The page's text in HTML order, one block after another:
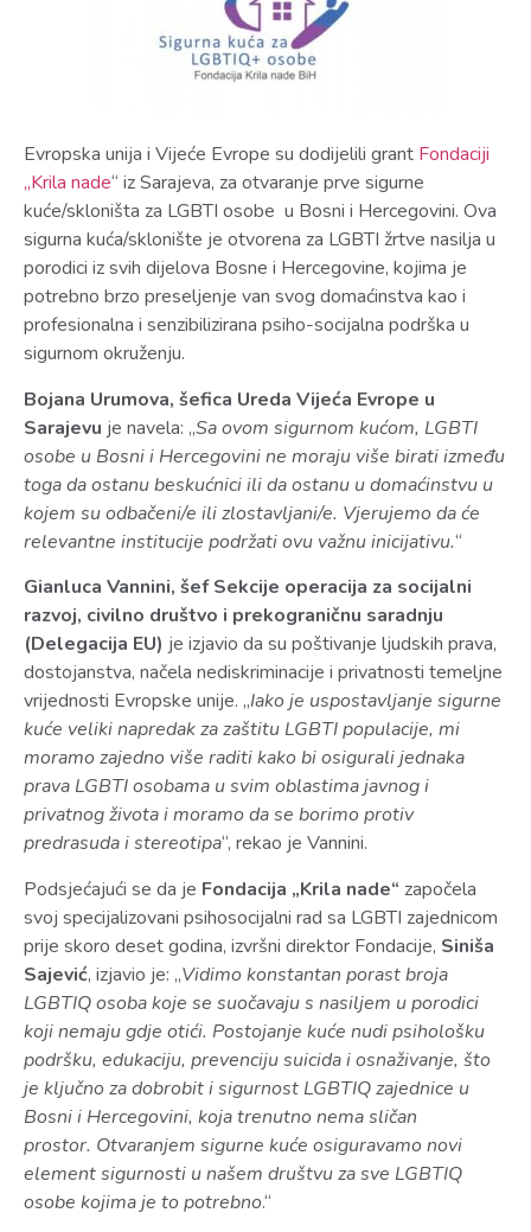
Evropska unija i Vijeće Evrope su dodijelili grant Fondaciji
„Krila nade“ iz Sarajeva, za otvaranje prve sigurne
kuće/skloništa za LGBTI osobe u Bosni i Hercegovini. Ova
sigurna kuća/sklonište je otvorena za LGBTI žrtve nasilja u
porodici iz svih dijelova Bosne i Hercegovine, kojima je
potrebno brzo preseljenje van svog domaćinstva kao i
profesionalna i senzibilizirana psiho-socijalna podrška u
sigurnom okruženju.
Bojana Urumova, šefica Ureda Vijeća Evrope u
Sarajevu je navela: „Sa ovom sigurnom kućom, LGBTI
osobe u Bosni i Hercegovini ne moraju više birati između
toga da ostanu beskućnici ili da ostanu u domaćinstvu u
kojem su odbačeni/e ili zlostavljani/e. Vjerujemo da će
relevantne institucije podržati ovu važnu inicijativu.“
Gianluca Vannini, šef Sekcije operacija za socijalni
razvoj, civilno društvo i prekograničnu saradnju
(Delegacija EU) je izjavio da su poštivanje ljudskih prava,
dostojanstva, načela nediskriminacije i privatnosti temeljne
vrijednosti Evropske unije. „Iako je uspostavljanje sigurne
kuće veliki napredak za zaštitu LGBTI populacije, mi
moramo zajedno više raditi kako bi osigurali jednaka
prava LGBTI osobama u svim oblastima javnog i
privatnog života i moramo da se borimo protiv
predrasuda i stereotipa“, rekao je Vannini.
Podsjećajući se da je Fondacija „Krila nade“ započela
svoj specijalizovani psihosocijalni rad sa LGBTI zajednicom
prije skoro deset godina, izvršni direktor Fondacije, Siniša
Sajević, izjavio je: „Vidimo konstantan porast broja
LGBTIQ osoba koje se suočavaju s nasiljem u porodici
koji nemaju gdje otići. Postojanje kuće nudi psihološku
podršku, edukaciju, prevenciju suicida i osnaživanje, što
je ključno za dobrobit i sigurnost LGBTIQ zajednice u
Bosni i Hercegovini, koja trenutno nema sličan
prostor. Otvaranjem sigurne kuće osiguravamo novi
element sigurnosti u našem društvu za sve LGBTIQ
osobe kojima je to potrebno.“